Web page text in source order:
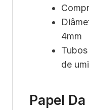
4mm
de
Papel